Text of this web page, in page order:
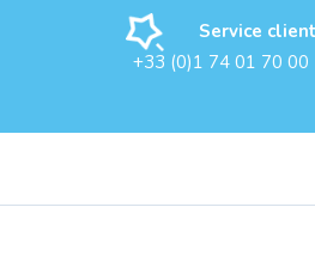
...
Service client
+33 (0)1 74 01 70 00